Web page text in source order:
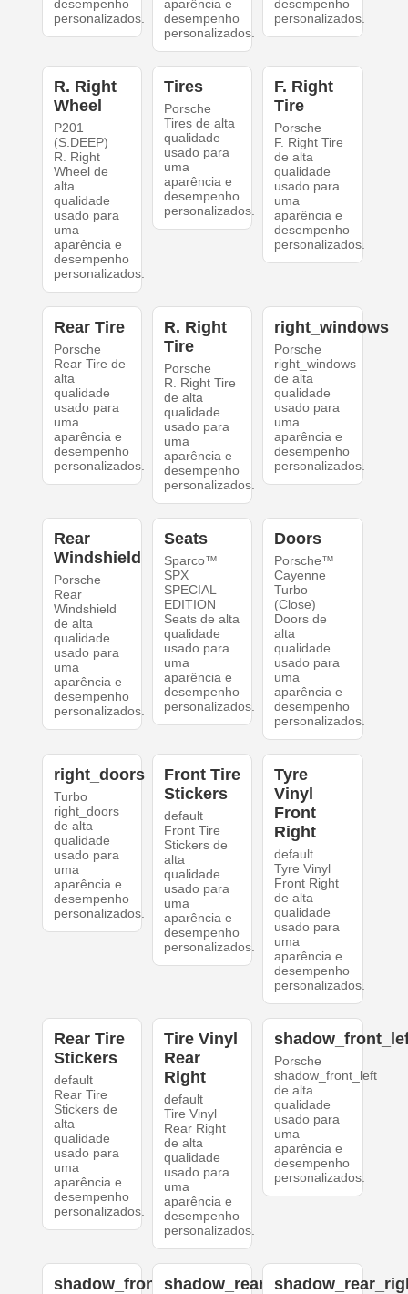
desempenho
personalizados.
aparência e
desempenho
personalizados.
desempenho
personalizados.
R. Right
Wheel
P201
(S.DEEP)
R. Right
Wheel de
alta
qualidade
usado para
uma
aparência e
desempenho
personalizados.
Tires
Porsche
Tires de alta
qualidade
usado para
uma
aparência e
desempenho
personalizados.
F. Right
Tire
Porsche
F. Right Tire
de alta
qualidade
usado para
uma
aparência e
desempenho
personalizados.
Rear Tire
Porsche
Rear Tire de
alta
qualidade
usado para
uma
aparência e
desempenho
personalizados.
R. Right
Tire
Porsche
R. Right Tire
de alta
qualidade
usado para
uma
aparência e
desempenho
personalizados.
right_windows
Porsche
right_windows
de alta
qualidade
usado para
uma
aparência e
desempenho
personalizados.
Rear
Windshield
Porsche
Rear
Windshield
de alta
qualidade
usado para
uma
aparência e
desempenho
personalizados.
Seats
Sparco™
SPX
SPECIAL
EDITION
Seats de alta
qualidade
usado para
uma
aparência e
desempenho
personalizados.
Doors
Porsche™
Cayenne
Turbo
(Close)
Doors de
alta
qualidade
usado para
uma
aparência e
desempenho
personalizados.
right_doors
Turbo
right_doors
de alta
qualidade
usado para
uma
aparência e
desempenho
personalizados.
Front Tire
Stickers
default
Front Tire
Stickers de
alta
qualidade
usado para
uma
aparência e
desempenho
personalizados.
Tyre
Vinyl
Front
Right
default
Tyre Vinyl
Front Right
de alta
qualidade
usado para
uma
aparência e
desempenho
personalizados.
Rear Tire
Stickers
default
Rear Tire
Stickers de
alta
qualidade
usado para
uma
aparência e
desempenho
personalizados.
Tire Vinyl
Rear
Right
default
Tire Vinyl
Rear Right
de alta
qualidade
usado para
uma
aparência e
desempenho
personalizados.
Porsche
shadow_front_left
de alta
qualidade
usado para
uma
aparência e
desempenho
personalizados.
shadow_front_rightshadow_rear_left